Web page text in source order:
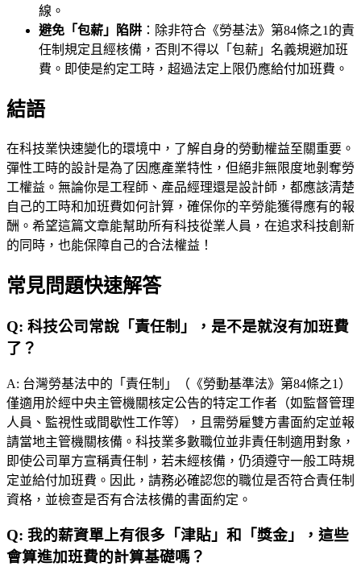
線。
避免「包薪」陷阱 ：除非符合《勞基法》第84條之1的責
任制規定且經核備，否則不得以「包薪」名義規避加班
費。即使是約定工時，超過法定上限仍應給付加班費。
結語
在科技業快速變化的環境中，了解自身的勞動權益至關重要。
彈性工時的設計是為了因應產業特性，但絕非無限度地剝奪勞
工權益。無論你是工程師、產品經理還是設計師，都應該清楚
自己的工時和加班費如何計算，確保你的辛勞能獲得應有的報
酬。希望這篇文章能幫助所有科技從業人員，在追求科技創新
的同時，也能保障自己的合法權益！
常見問題快速解答
Q: 科技公司常說「責任制」，是不是就沒有加班費
了？
A: 台灣勞基法中的「責任制」（《勞動基準法》第84條之1）
僅適用於經中央主管機關核定公告的特定工作者（如監督管理
人員、監視性或間歇性工作等），且需勞雇雙方書面約定並報
請當地主管機關核備。科技業多數職位並非責任制適用對象，
即使公司單方宣稱責任制，若未經核備，仍須遵守一般工時規
定並給付加班費。因此，請務必確認您的職位是否符合責任制
資格，並檢查是否有合法核備的書面約定。
Q: 我的薪資單上有很多「津貼」和「獎金」，這些
會算進加班費的計算基礎嗎？